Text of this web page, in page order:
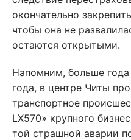
окончательно
чтобы она не
остаются открытыми.
Напомним, больше года
года, в центре Читы
транспортное
LX570» крупного
той страшной аварии